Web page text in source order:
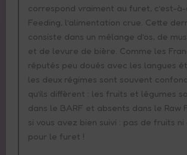
correspond vraiment au furet, c’est-
Feeding, l’alimentation crue. Cette
consiste dans un mélange d’os, de
et de levure de bière. Comme les
réputés peu doués avec les langues
les deux régimes sont souvent
qu’ils diffèrent : les fruits et légumes
dans le BARF et absents dans le Raw
si vous avez bien suivi : pas de fruits
pour le furet !